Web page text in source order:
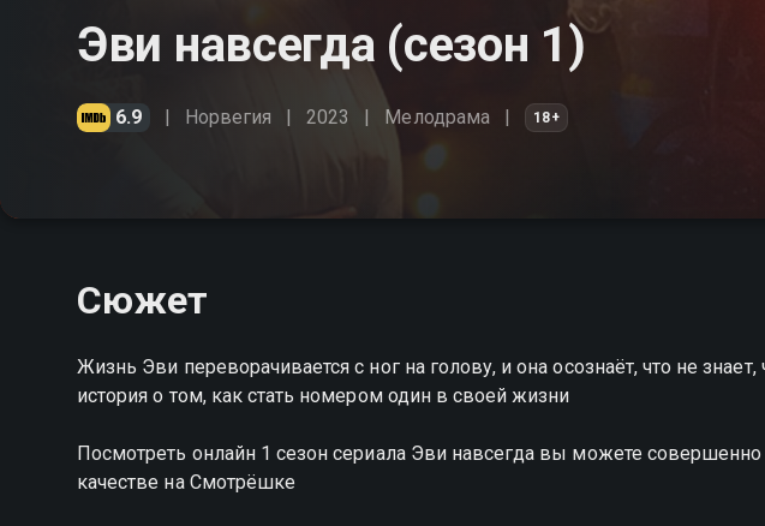
Эви навсегда (сезон 1)
6.9 Норвегия 2023 Мелодрама 18+
Сюжет
Жизнь Эви переворачивается с ног на голову, и она осознаёт, что не знает,
история о том, как стать номером один в своей жизни
Посмотреть онлайн 1 сезон сериала Эви навсегда вы можете
качестве на Смотрёшке